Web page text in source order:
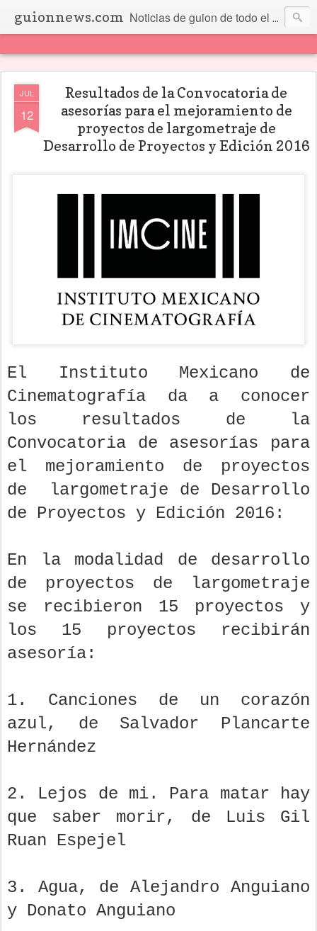
guionnews.com Noticias de guion de todo el mundo... Y más.
JUL
12
Resultados de la Convocatoria de
asesorías para el mejoramiento de
proyectos de largometraje de
Desarrollo de Proyectos y Edición 2016
El Instituto Mexicano de
Cinematografía da a conocer
los resultados de la
Convocatoria de asesorías para
el mejoramiento de proyectos
de
largometraje de Desarrollo
de Proyectos y Edición 2016:
En la modalidad de desarrollo
de proyectos de largometraje
se recibieron 15 proyectos y
los 15 proyectos recibirán
asesoría:
1. Canciones de un corazón
azul, de Salvador Plancarte
Hernández
2. Lejos de mi. Para matar hay
que saber morir, de Luis Gil
Ruan Espejel
3. Agua, de Alejandro Anguiano
y Donato Anguiano